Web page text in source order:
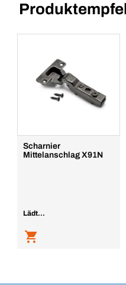
Scharnier
Mittelanschlag X91N
Lädt...